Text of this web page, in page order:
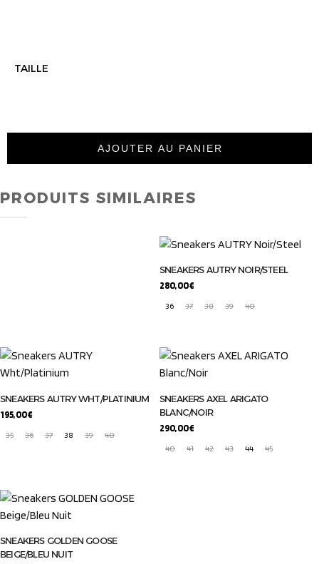
TAILLE
AJOUTER AU PANIER
PRODUITS SIMILAIRES
SNEAKERS AUTRY NOIR/STEEL
280,00€
36
37 38 39 40
SNEAKERS AUTRY WHT/PLATINIUM
195,00€
35
36 37 38 39 40
SNEAKERS AXEL ARIGATO
BLANC/NOIR
290,00€
40
41 42 43 44 45
SNEAKERS GOLDEN GOOSE
BEIGE/BLEU NUIT